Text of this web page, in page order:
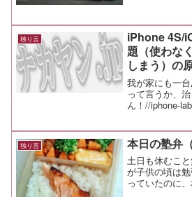
サービスに電
もそも、不在
何番を押せ、
独り言
iPhone 4S/
題（使わな
しまう）の
iPhone 研
我が家にも一台
って言うか、
ん！//iphone-
独り言 本日の塾弁
土日も休むこ
が子供の頃は
っていたのに